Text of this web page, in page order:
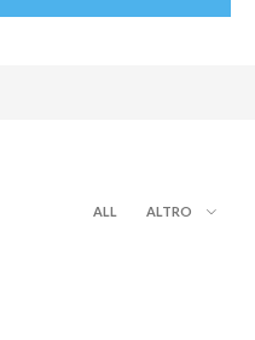
ALL ALTRO